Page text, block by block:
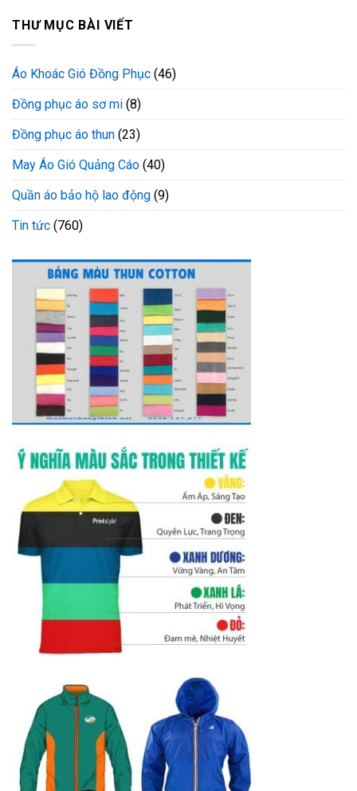
THƯ MỤC BÀI VIẾT
Áo Khoác Gió Đồng Phục (46)
Đồng phục áo sơ mi (8)
Đồng phục áo thun (23)
May Áo Gió Quảng Cáo (40)
Quần áo bảo hộ lao động (9)
Tin tức (760)